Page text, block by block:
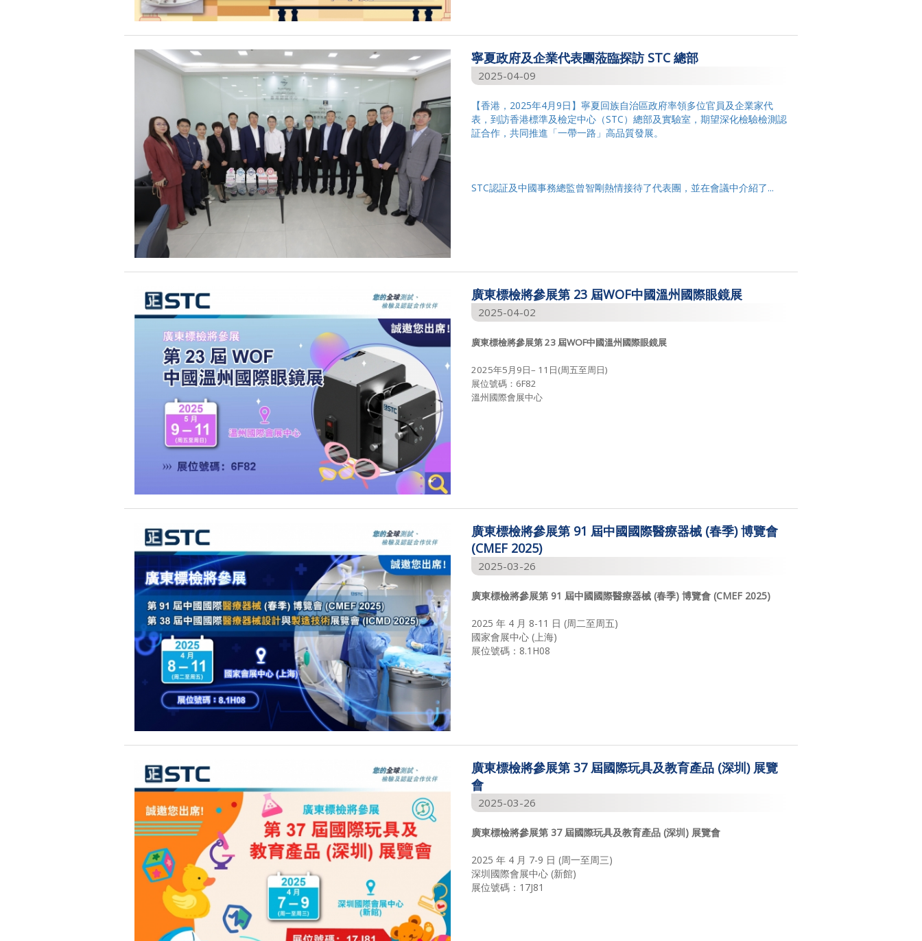
寧夏政府及企業代表團蒞臨探訪 STC 總部
2025-04-09
【香港，2025年4月9日】寧夏回族自治區政府率領多位官員及企業家代
表，到訪香港標準及檢定中心（STC）總部及實驗室，期望深化檢驗檢測認
証合作，共同推進「一帶一路」高品質發展。
STC認証及中國事務總監曾智剛熱情接待了代表團，並在會議中介紹了...
廣東標檢將參展第 23 屆WOF中國溫州國際眼鏡展
2025-04-02
廣東標檢將參展第23 屆WOF中國溫州國際眼鏡展
2025年5月9日– 11日(周五至周日)
展位號碼：6F82
溫州國際會展中心
廣東標檢將參展第 91 屆中國國際醫療器械 (春季) 博覽會
(CMEF 2025)
2025-03-26
廣東標檢將參展第91 屆中國國際醫療器械(春季) 博覽會(CMEF 2025)
2025 年 4 月 8-11 日 (周二至周五)
國家會展中心 (上海)
展位號碼：8.1H08
廣東標檢將參展第 37 屆國際玩具及教育產品 (深圳) 展覽
會
2025-03-26
廣東標檢將參展第37 屆國際玩具及教育產品(深圳) 展覽會
2025 年 4 月 7-9 日 (周一至周三)
深圳國際會展中心 (新館)
展位號碼：17J81